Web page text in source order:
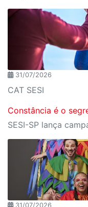
31/07/2026
CAT SESI
Constância é o
31/07/2026